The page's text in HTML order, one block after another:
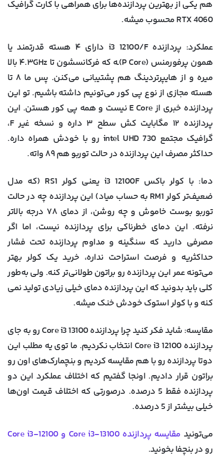
هم یکی از بهترین پردازنده‌ها برای همراهی با کارت گرافیک
RTX 4060 محسوب میشه.
عملکرد
: پردازنده i3 12100/F دارای ۴ هسته قدرتمند یا
همون پرفورمنس (P Core)ـه که فرکانسشون تا ۴.۳GHz بالا
میره و از هایپرتردینگ هم پشتیبانی می‌کنن. پس ما ۸ تا
هسته مجازی از نوع پی کور می‌تونیم داشته باشیم. تو این
پردازنده خبری از E Core نیست و همه پی کور هستن. این
پردازنده ۱۲ مگابایت کش سطح ۳ داره و نسخه غیر F،
گرافیک مجتمع intel UHD 730 رو با خودش همراه داره.
حداکثر مصرف این پردازنده در حالت توربو هم ۸۹ واته.
دما
: با کولر باکس i3 12100F یعنی کولر RS1 (که مدل
ضعیف‌تر کولر RM1 به حساب میاد) این پردازنده چه در حالت
توربو بوست خاموش و چه روشن، از دمای ۷۸ درجه بالاتر
نرفته. این دمای خطرناکی برای پردازنده نیست، اما اگر
مصرفی دارید که سنگینه و مداوم پردازنده تحت فشار
حداکثریه و فرصت استراحت نداره، خرید یک کولر بهتر
می‌تونه عمر این پردازنده رو براتون طولانی‌تر کنه. ولی به‌طور
کلی باید بدونید که این پردازنده دمای خیلی زیادی تولید نمی
کنه و با کولر استوک خودش خنک میشه.
مقایسه
: شاید فکر کنید چرا پردازنده Core i3 13100 رو به جای
پردازنده Core i3 12100 انتخاب نکردیم. ما توی یه مطلب این
دوتا پردازنده رو با هم مقایسه کردیم و بنچمارک‌های اون رو
براتون قرار دادیم. اونجا گفتیم که اختلاف عملکرد این دو
پردازنده فقط 5 درصده. درصورتی که اختلاف قیمت اون‌ها
خیلی بیشتر از 5 درصده.
می‌تونید مقایسه پردازنده Core i3-13100 و Core i3-12100
رو در بنچفا بخونید.